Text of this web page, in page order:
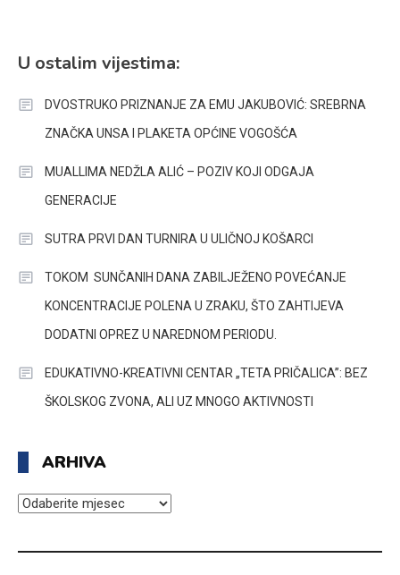
U ostalim vijestima:
DVOSTRUKO PRIZNANJE ZA EMU JAKUBOVIĆ: SREBRNA
ZNAČKA UNSA I PLAKETA OPĆINE VOGOŠĆA
MUALLIMA NEDŽLA ALIĆ – POZIV KOJI ODGAJA
GENERACIJE
SUTRA PRVI DAN TURNIRA U ULIČNOJ KOŠARCI
TOKOM SUNČANIH DANA ZABILJEŽENO POVEĆANJE
KONCENTRACIJE POLENA U ZRAKU, ŠTO ZAHTIJEVA
DODATNI OPREZ U NAREDNOM PERIODU.
EDUKATIVNO-KREATIVNI CENTAR „TETA PRIČALICA”: BEZ
ŠKOLSKOG ZVONA, ALI UZ MNOGO AKTIVNOSTI
ARHIVA
ARHIVA